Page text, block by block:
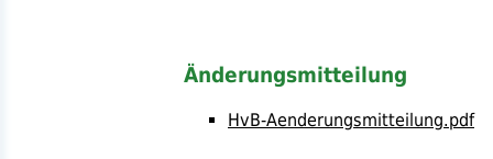
Änderungsmitteilung
HvB-Aenderungsmitteilung.pdf